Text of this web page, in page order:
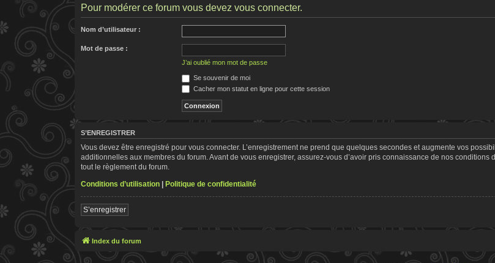
Pour modérer ce forum vous devez vous connecter.
Nom d’utilisateur :
Mot de passe :
J’ai oublié mon mot de passe
Se souvenir de moi
Cacher mon statut en ligne pour cette session
S’ENREGISTRER
Vous devez être enregistré pour vous connecter. L’enregistrement ne prend que quelques secondes et augmente vos
additionnelles aux membres du forum. Avant de vous enregistrer, assurez-vous d’avoir pris connaissance de nos
tout le règlement du forum.
Conditions d’utilisation | Politique de confidentialité
S’enregistrer
Index du forum